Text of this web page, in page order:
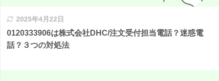
2025年4月22日
0120333906は株式会社DHC/注文受付担当電話？迷惑電
話？３つの対処法